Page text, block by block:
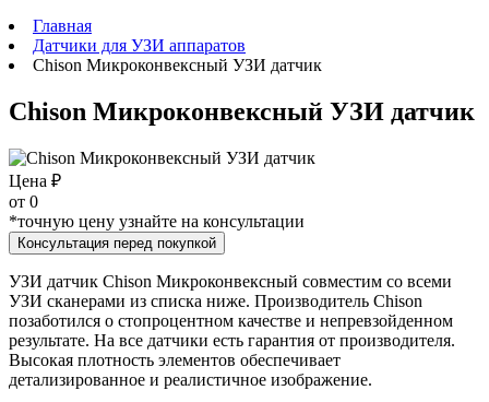
Главная
Датчики для УЗИ аппаратов
Chison Микроконвексный УЗИ датчик
Chison Микроконвексный УЗИ датчик
Цена ₽
от 0
*точную цену узнайте на консультации
Консультация перед покупкой
УЗИ датчик Chison Микроконвексный совместим со всеми
УЗИ сканерами из списка ниже. Производитель Chison
позаботился о стопроцентном качестве и непревзойденном
результате. На все датчики есть гарантия от производителя.
Высокая плотность элементов обеспечивает
детализированное и реалистичное изображение.